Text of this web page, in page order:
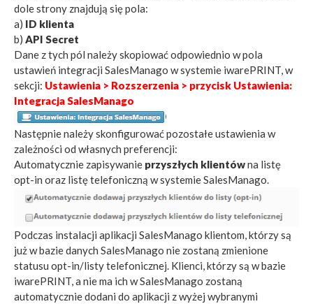
dole strony znajdują się pola:
a) ID klienta
b) API Secret
Dane z tych pól należy skopiować odpowiednio w pola
ustawień integracji SalesManago w systemie iwarePRINT, w
sekcji: Ustawienia > Rozszerzenia > przycisk Ustawienia:
Integracja SalesManago
Następnie należy skonfigurować pozostałe ustawienia w
zależności od własnych preferencji:
Automatycznie zapisywanie przyszłych klientówna listę
opt-in oraz listę telefoniczną w systemie SalesManago.
Podczas instalacji aplikacji SalesManago klientom, którzy są
już w bazie danych SalesManago nie zostaną zmienione
statusu opt-in/listy telefonicznej. Klienci, którzy są w bazie
iwarePRINT, a nie ma ich w SalesManago zostaną
automatycznie dodani do aplikacji z wyżej wybranymi